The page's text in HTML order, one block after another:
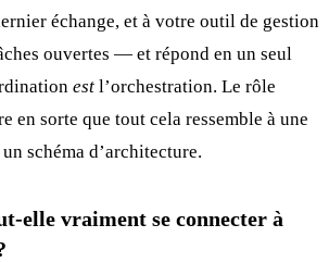
échange, et à votre outil de gestion
ouvertes — et répond en un seul
est l’orchestration. Le rôle
en sorte que tout cela ressemble à une
schéma d’architecture.
elle vraiment se connecter à